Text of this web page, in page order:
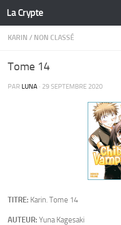
Skip to content
La Crypte
KARIN / NON CLASSÉ
Tome 14
PAR LUNA · 29 SEPTEMBRE 2020
TITRE: Karin. Tome 14
AUTEUR: Yuna Kagesaki